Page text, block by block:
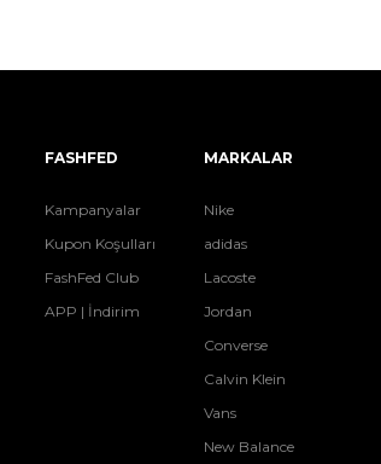
FASHFED
Kampanyalar
Kupon Koşulları
FashFed Club
APP | İndirim
MARKALAR
Nike
adidas
Lacoste
Jordan
Converse
Calvin Klein
Vans
New Balance